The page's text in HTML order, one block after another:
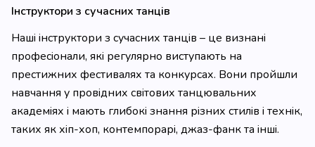
Інструктори з сучасних танців
Наші інструктори з сучасних танців – це визнані
професіонали, які регулярно виступають на
престижних фестивалях та конкурсах. Вони пройшли
навчання у провідних світових танцювальних
академіях і мають глибокі знання різних стилів і технік,
таких як хіп-хоп, контемпорарі, джаз-фанк та інші.